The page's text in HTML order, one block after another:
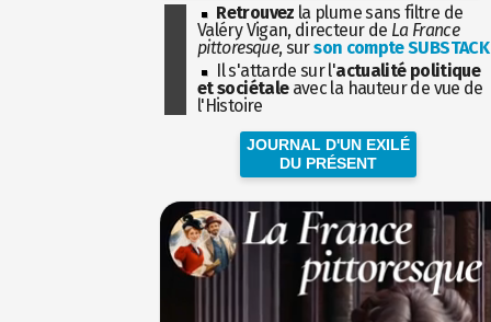
Retrouvez la plume sans filtre de
Valéry Vigan, directeur de La France
pittoresque, surson compte SUBSTACK
Il s'attarde sur l'actualité politique
et sociétaleavec la hauteur de vue de
l'Histoire
JOURNAL D'UN EXILÉ
DU PRÉSENT